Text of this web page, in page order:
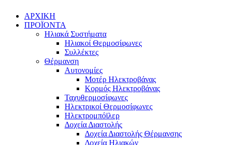
ΑΡΧΙΚΗ
ΠΡΟΪΟΝΤΑ
Ηλιακά Συστήματα
Ηλιακοί Θερμοσίφωνες
Συλλέκτες
Θέρμανση
Αυτονομίες
Μοτέρ Ηλεκτροβάνας
Κορμός Ηλεκτροβάνας
Ταχυθερμοσίφωνες
Ηλεκτρικοί Θερμοσίφωνες
Ηλεκτρομπόϊλερ
Δοχεία Διαστολής
Δοχεία Διαστολής Θέρμανσης
Δοχεία Ηλιακών